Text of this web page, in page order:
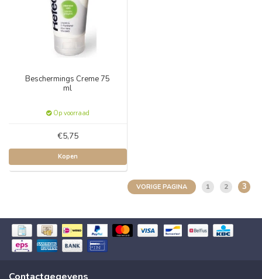
Beschermings Creme 75
ml
Op voorraad
€5,75
Kopen
VORIGE PAGINA 1 2 3